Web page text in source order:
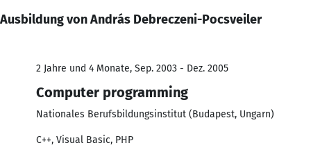
Ausbildung von András Debreczeni-Pocsveiler
2 Jahre und 4 Monate, Sep. 2003 - Dez. 2005
Computer programming
Nationales Berufsbildungsinstitut (Budapest, Ungarn)
C++, Visual Basic, PHP